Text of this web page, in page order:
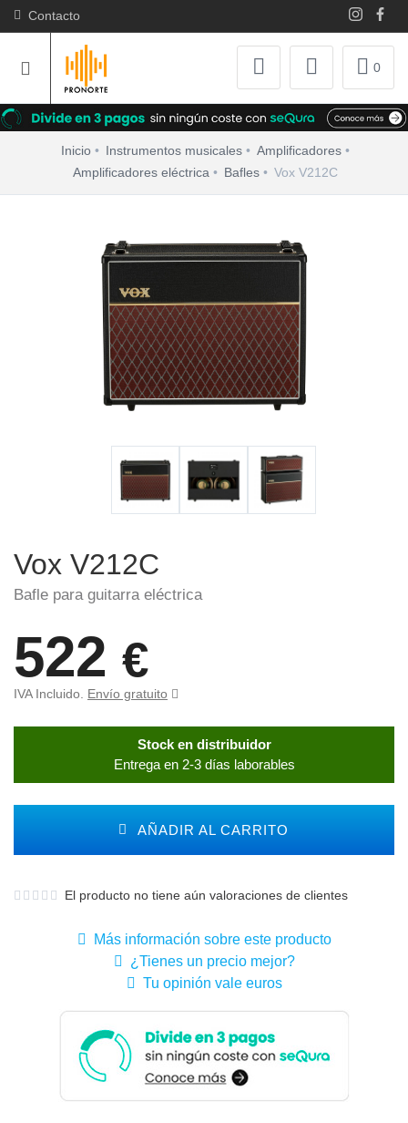
Contacto
0
Inicio Instrumentos musicales
Amplificadores
Amplificadores eléctrica
Bafles Vox V212C
Vox V212C
Bafle para guitarra eléctrica
522 €
IVA Incluido. Envío gratuito
Stock en distribuidor
Entrega en 2-3 días laborables
AÑADIR AL CARRITO
El producto no tiene aún valoraciones de clientes
Más información sobre este producto
¿Tienes un precio mejor?
Tu opinión vale euros